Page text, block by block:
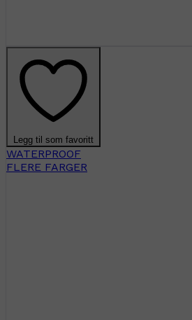
Legg til som favoritt
WATERPROOF
FLERE FARGER